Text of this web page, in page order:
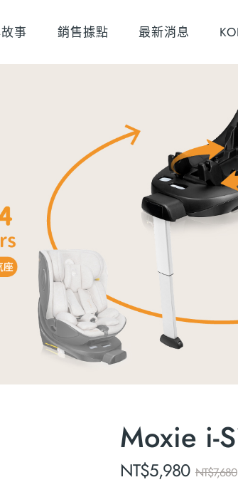
事 銷售據點 最新消息
Moxie i-
NT$7,680
NT$5,980